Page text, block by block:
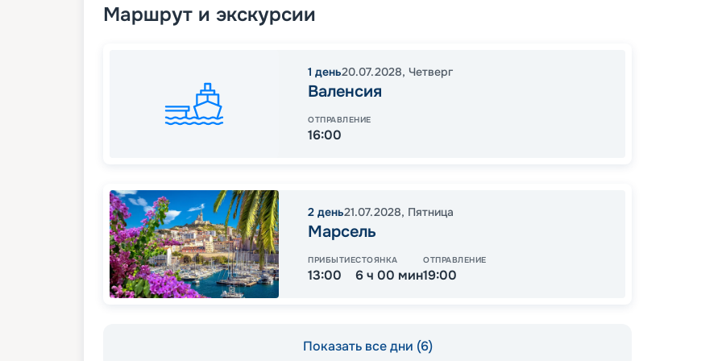
Маршрут и экскурсии
1 день20.07.2028, Четверг
Валенсия
ОТПРАВЛЕНИЕ
16:00
2 день21.07.2028, Пятница
Марсель
ПРИБЫТИЕ
13:00
СТОЯНКА
6 ч 00 мин
ОТПРАВЛЕНИЕ
19:00
Показать все дни (6)